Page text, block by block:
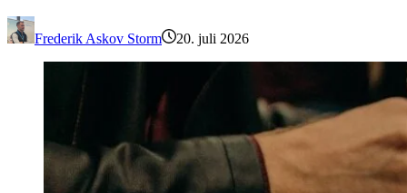
Frederik Askov Storm 20. juli 2026